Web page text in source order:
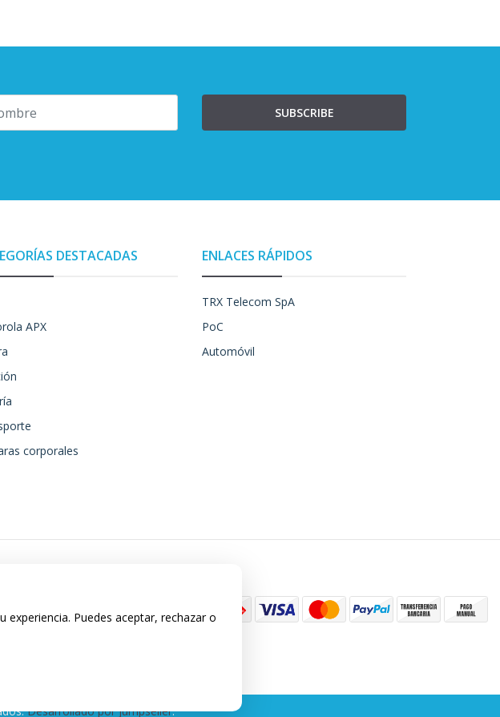
SUBSCRIBE
DESTACADAS
APX
corporales
ENLACES RÁPIDOS
TRX Telecom SpA
PoC
Automóvil
Desarrollado por Jumpseller.
Puedes aceptar, rechazar o